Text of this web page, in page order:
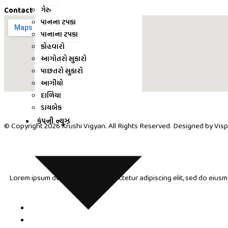
ગેરુ
પાનના ટપકા
પાનાના ટપકા
કોહવારો
આગોતરો સુકારો
પાછતરો સુકારો
આગીયો
દાળિયા
ડાયબેક
કંપની ન્યુઝ
o
k
s
Contact us
© Copyright 2026 Krushi Vigyan. All Rights Reserved. Designed by
Lorem ipsum dolor sit amet, consectetur adipiscing elit, sed do